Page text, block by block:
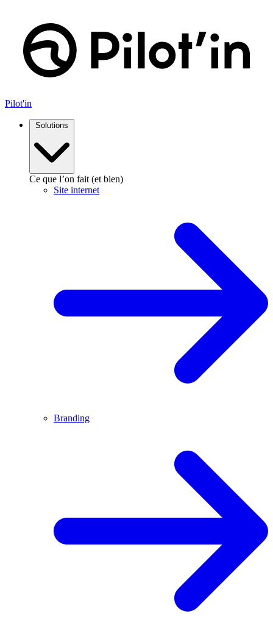
contenu
Pilot'in
Solutions
Ce que l’on fait (et bien)
Site internet
Branding